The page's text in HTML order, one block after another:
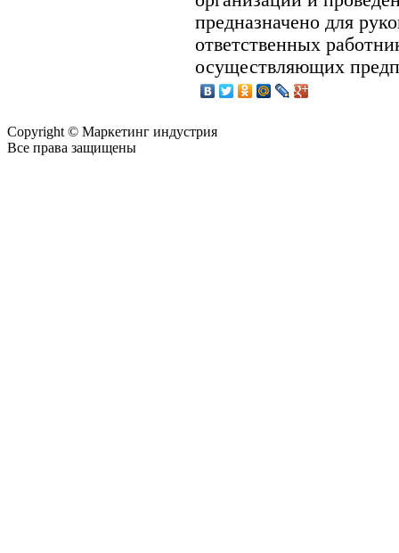
предназначено для
ответственных
осуществляющих
Copyright © Маркетинг индустрия
Все права защищены